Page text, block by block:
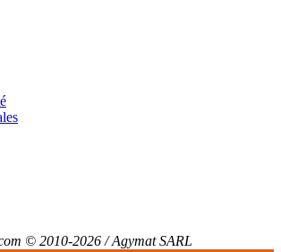
© 2010-2026 / Agymat SARL